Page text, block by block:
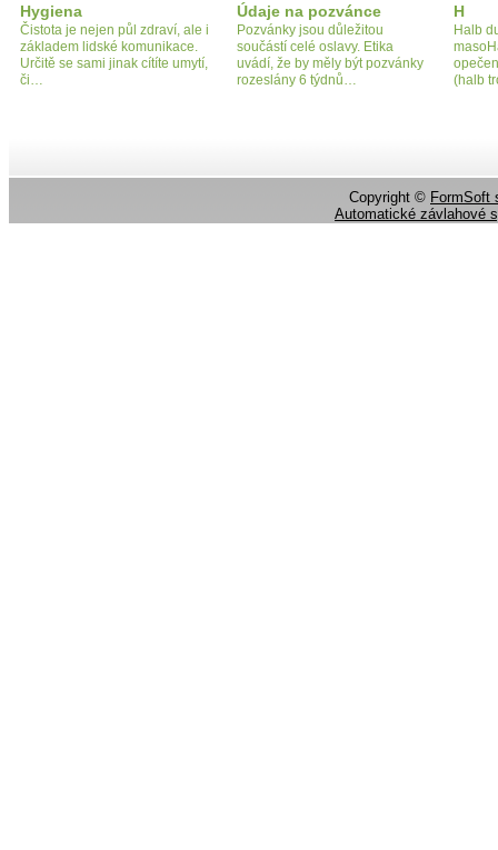
Hygiena
Čistota je nejen půl zdraví, ale i
základem lidské komunikace.
Určitě se sami jinak cítíte umytí,
či…
Údaje na pozvánce
Pozvánky jsou důležitou
součástí celé oslavy. Etika
uvádí, že by měly být pozvánky
rozeslány 6 týdnů…
H
Halb
(halb
Copyright © FormSoft
Automatické závlahové